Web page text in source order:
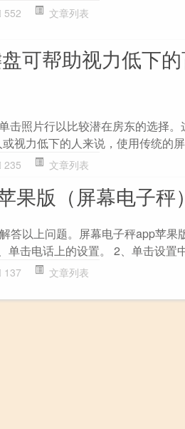
552 文章列表
可帮助视力低下
击照片行以比较潜在房东的选择
视力低下的人来说，使用传统的
235 文章列表
果版（屏幕电子秤）
答以上问题。屏幕电子秤app苹
单击电话上的设置。 2、单击设置
137 文章列表